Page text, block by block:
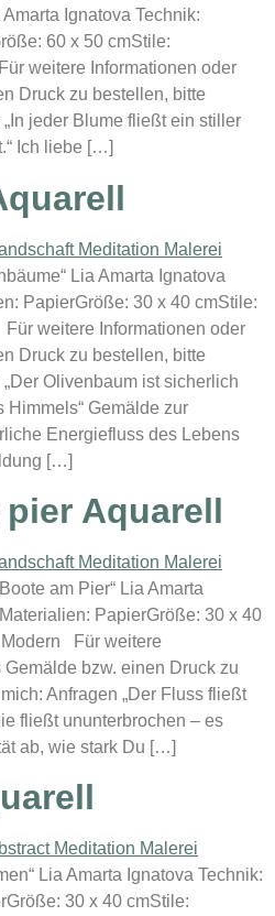
Ignatova Technik:
60 x 50 cmStile:
weitere Informationen oder
Druck zu bestellen, bitte
jeder Blume fließt ein stiller
Ich liebe […]
Lia Amarta Ignatova
PapierGröße: 30 x 40 cmStile:
weitere Informationen oder
Druck zu bestellen, bitte
Olivenbaum ist sicherlich
Gemälde zur
Energiefluss des Lebens
[…]
Aquarell
am Pier“ Lia Amarta
PapierGröße: 30 x 40
Für weitere
Gemälde bzw. einen Druck zu
Anfragen „Der Fluss fließt
fließt ununterbrochen – es
ab, wie stark Du […]
Lia Amarta Ignatova Technik:
30 x 40 cmStile: